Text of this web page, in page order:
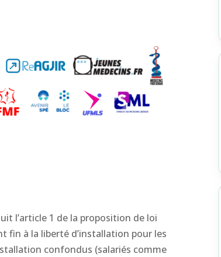
l’article 1 de la proposition de loi
à la liberté d’installation pour les
confondus (salariés comme